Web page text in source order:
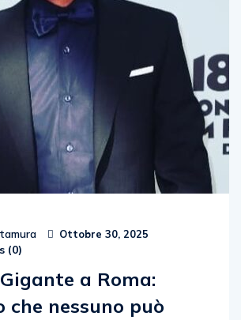
Ottobre 30, 2025
(0)
a Roma:
che nessuno può